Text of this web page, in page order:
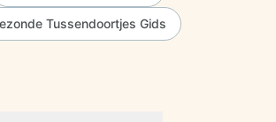
Tussendoortjes Gids